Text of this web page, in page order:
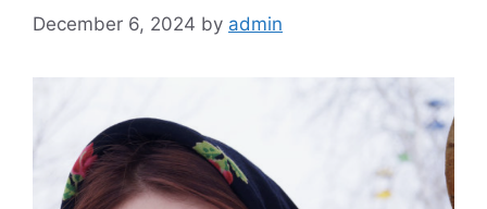
December 6, 2024 by admin